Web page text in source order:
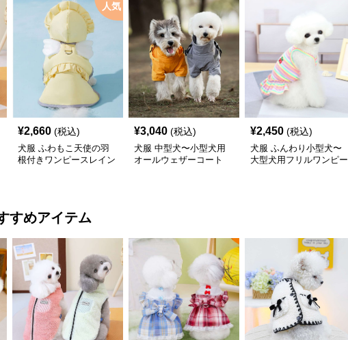
人気
¥2,660 (税込)
犬服 ふわもこ天使の羽
根付きワンピースレイン
¥3,040 (税込)
犬服 中型犬〜小型犬用
オールウェザーコート
¥2,450 (税込)
犬服 ふんわり小型犬〜
大型犬用フリルワンピー
すめアイテム